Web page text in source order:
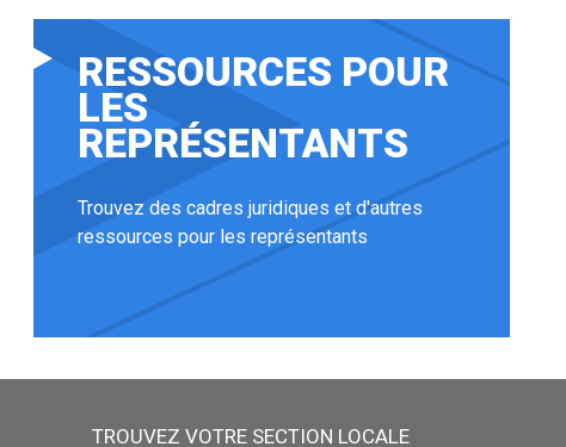
RESSOURCES POUR
LES
REPRÉSENTANTS
Trouvez des cadres juridiques et d'autres
ressources pour les représentants
TROUVEZ VOTRE SECTION LOCALE